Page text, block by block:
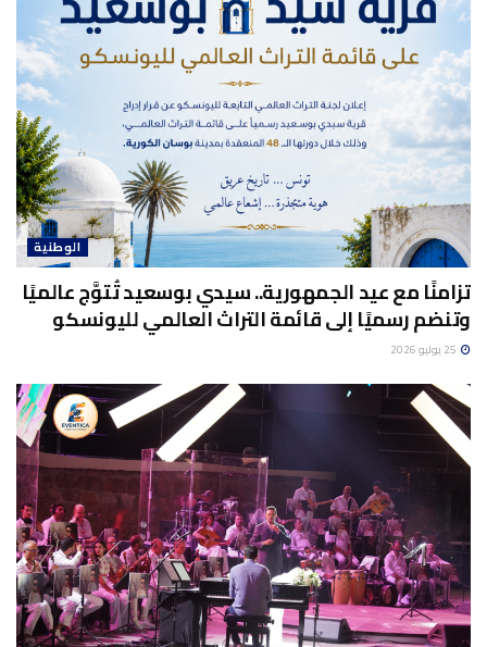
الوطنية
تزامنًا مع عيد الجمهورية.. سيدي بوسعيد تُتوَّج عالميًا
وتنضم رسميًا إلى قائمة التراث العالمي لليونسكو